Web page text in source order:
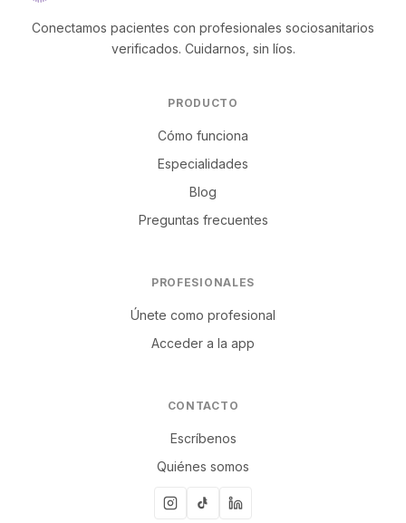
Conectamos pacientes con profesionales sociosanitarios
verificados. Cuidarnos, sin líos.
PRODUCTO
Cómo funciona
Especialidades
Blog
Preguntas frecuentes
PROFESIONALES
Únete como profesional
Acceder a la app
CONTACTO
Escríbenos
Quiénes somos